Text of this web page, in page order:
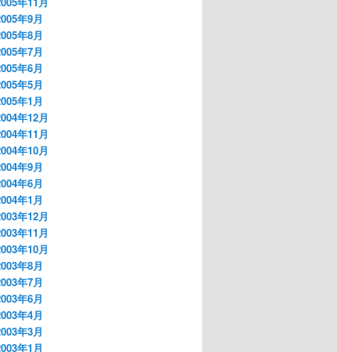
年9月
年8月
年7月
年6月
年5月
年1月
年12月
年11月
年10月
年9月
年6月
年1月
年12月
年11月
年10月
年8月
年7月
年6月
年4月
年3月
年1月